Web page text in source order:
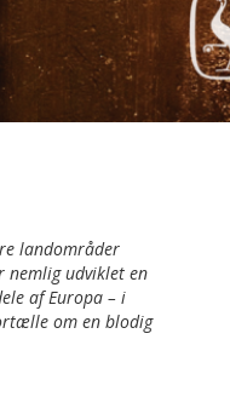
landområder
nemlig udviklet en
af Europa – i
om en blodig